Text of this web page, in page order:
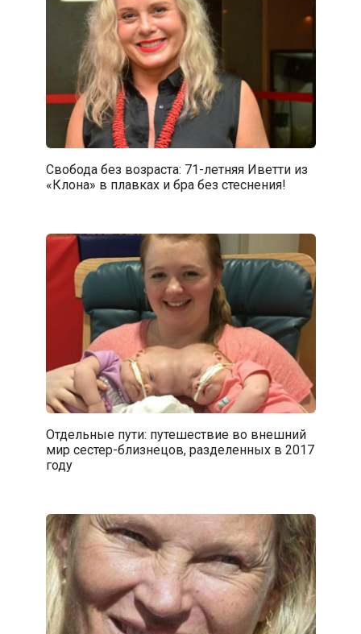
Свобода без возраста: 71-летняя Иветти из
«Клона» в плавках и бра без стеснения!
Отдельные пути: путешествие во внешний
мир сестер-близнецов, разделенных в 2017
году